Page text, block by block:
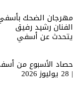
مهرجان الضحك
الفنان رشيد رفيق
يتحدث عن أسفي
حصاد الأسبوع من
| 28 يوليوز 2026